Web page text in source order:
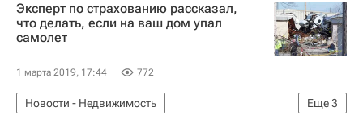
Эксперт по страхованию рассказал,
что делать, если на ваш дом упал
самолет
1 марта 2019, 17:44 772
Еще3
Новости - Недвижимость
Всероссийский союз страховщиков